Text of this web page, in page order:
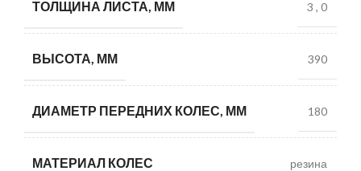
ТОЛЩИНА ЛИСТА, ММ 3 , 0
ВЫСОТА, ММ 390
ДИАМЕТР ПЕРЕДНИХ КОЛЕС, ММ 180
МАТЕРИАЛ КОЛЕС резина